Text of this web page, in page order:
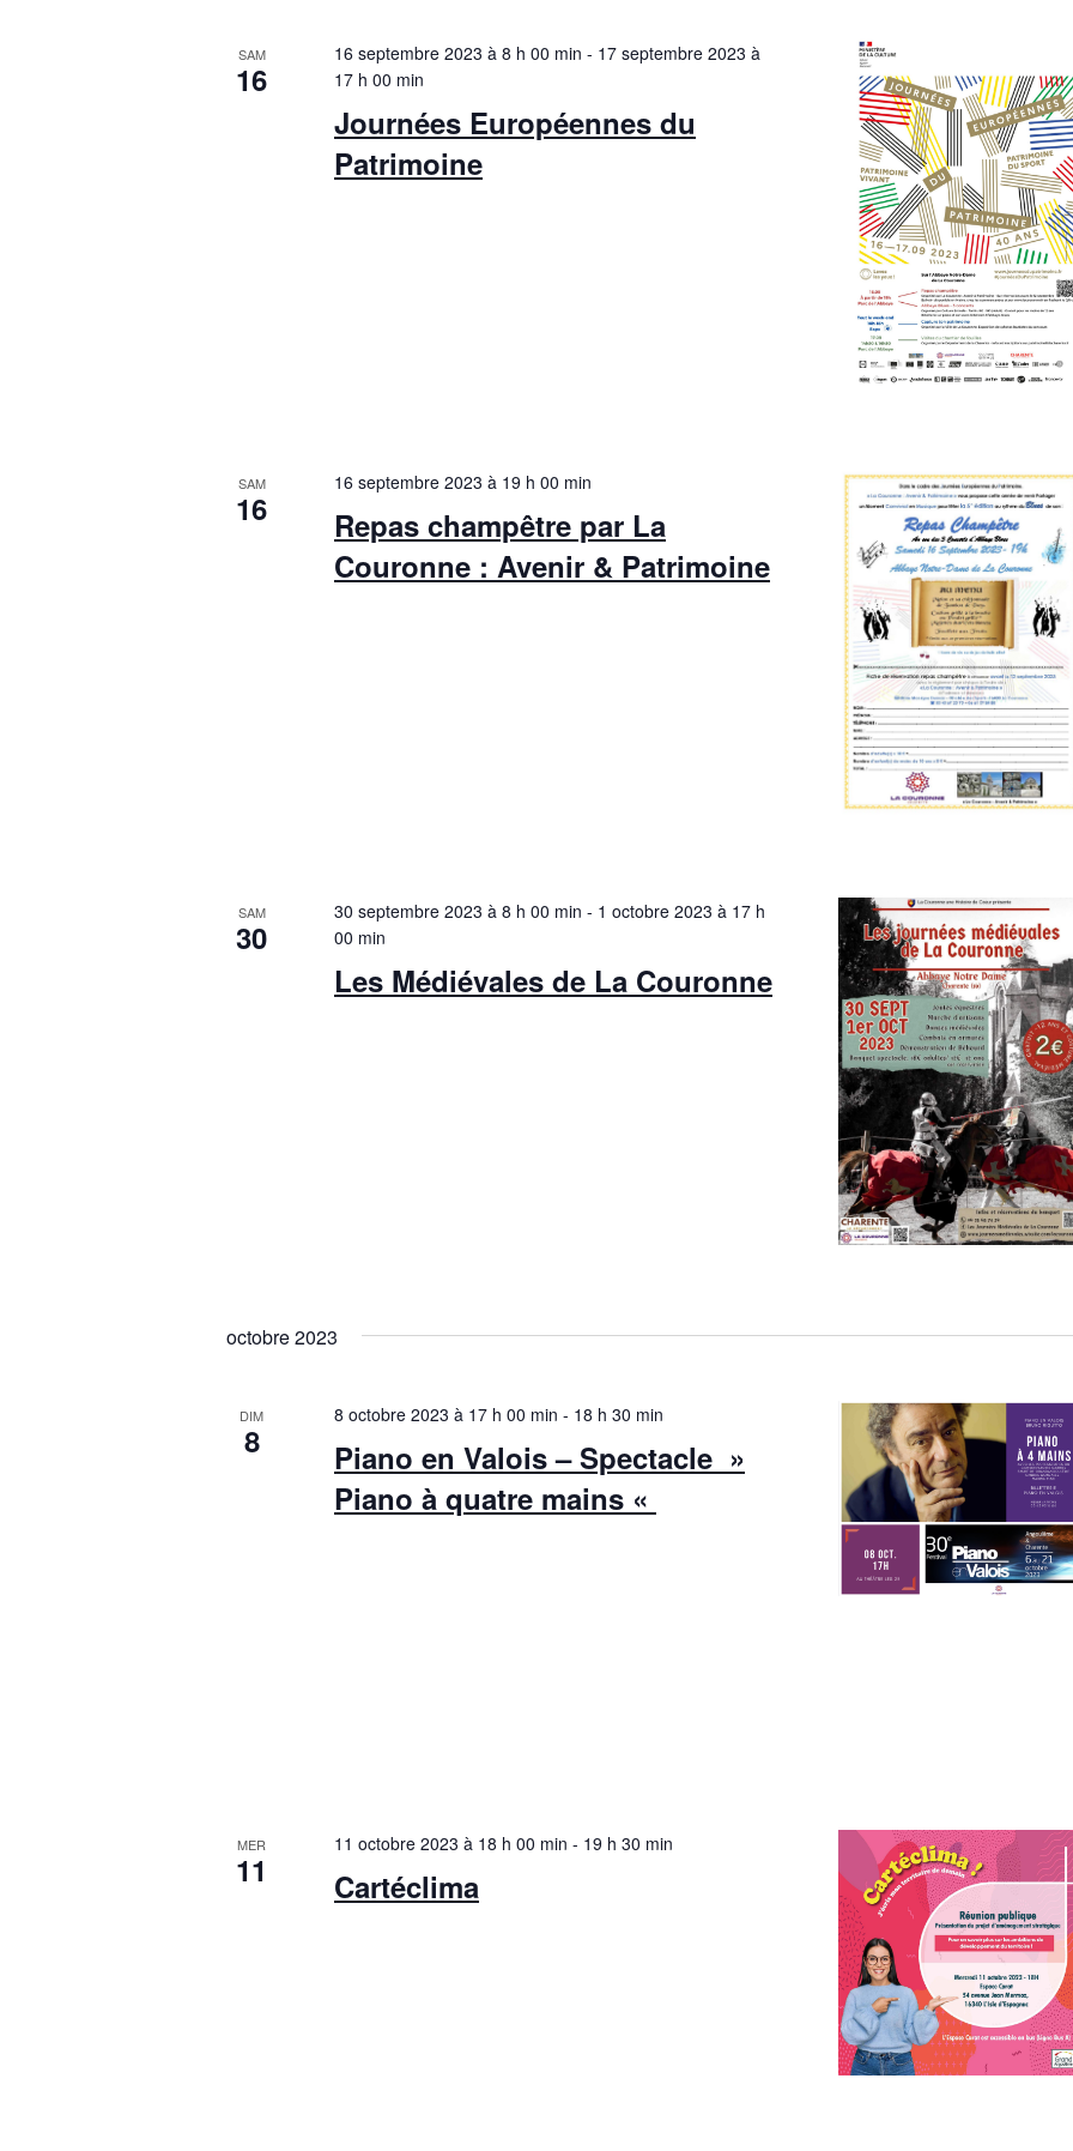
SAM
16
Journées Européennes du
Patrimoine
16 septembre 2023 à 8 h 00 min - 17 septembre 2023 à
17 h 00 min
SAM
16
Repas champêtre par La
Couronne : Avenir & Patrimoine
16 septembre 2023 à 19 h 00 min
SAM
30
Les Médiévales de La Couronne
30 septembre 2023 à 8 h 00 min - 1 octobre 2023 à 17 h
00 min
octobre 2023
DIM
8
Piano en Valois – Spectacle »
Piano à quatre mains «
8 octobre 2023 à 17 h 00 min - 18 h 30 min
MER
11 Cartéclima
11 octobre 2023 à 18 h 00 min - 19 h 30 min